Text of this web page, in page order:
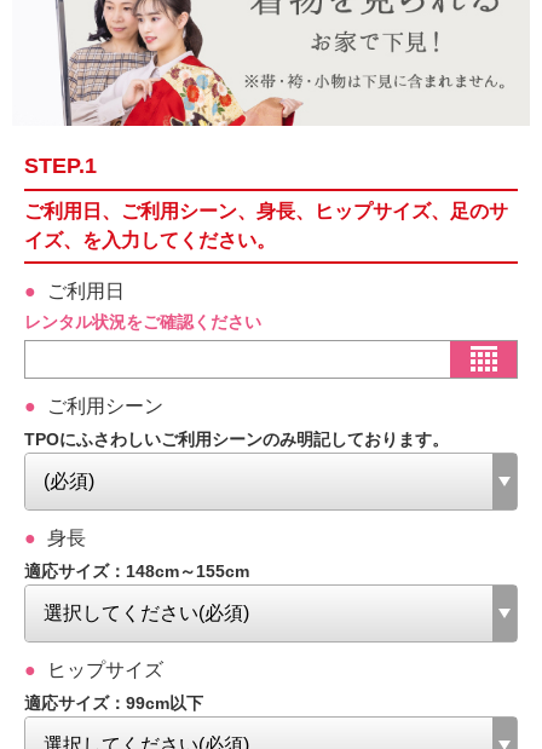
STEP.1
ご利用日、ご利用シーン、身長、ヒップサイズ、足のサ
イズ、を入力してください。
ご利用日
レンタル状況をご確認ください
ご利用シーン
TPOにふさわしいご利用シーンのみ明記しております。
身長
適応サイズ：148cm～155cm
ヒップサイズ
適応サイズ：99cm以下